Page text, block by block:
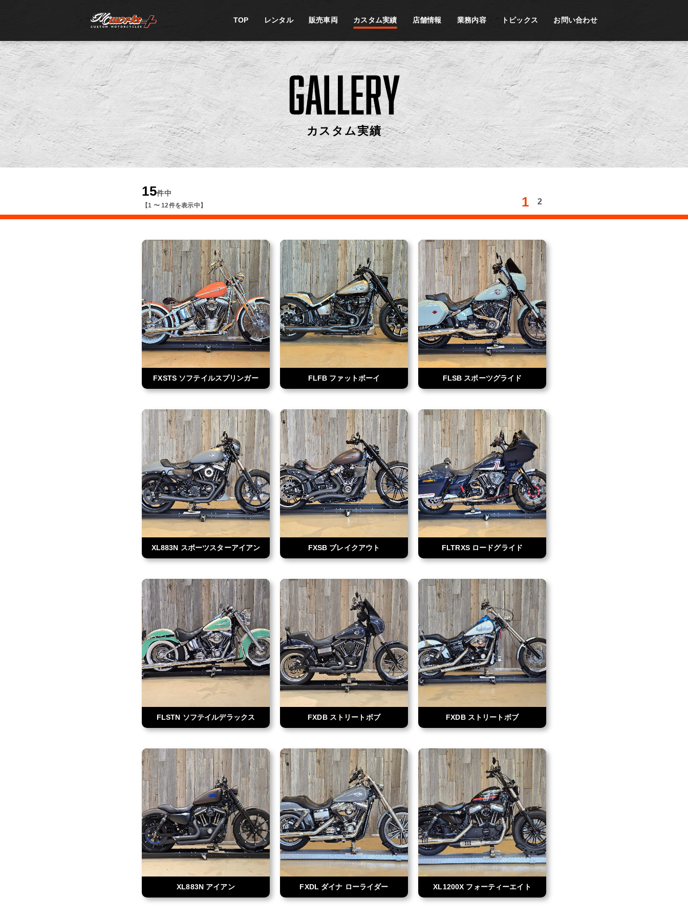
TOP レンタル 販売車両 カスタム実績 店舗情報 業務内容 トピックス お問い合わせ
カスタム実績
15件中
【1 〜 12件を表示中】 1 2
FXSTS ソフテイルスプリンガー FLFB ファットボーイ FLSB スポーツグライド
XL883N スポーツスターアイアン FXSB ブレイクアウト FLTRXS ロードグライド
FLSTN ソフテイルデラックス FXDB ストリートボブ FXDB ストリートボブ
XL883N アイアン FXDL ダイナ ローライダー XL1200X フォーティーエイト